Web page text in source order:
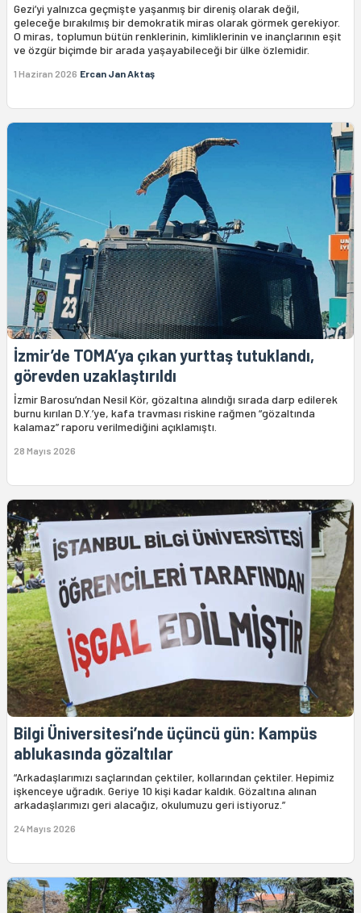
Gezi’yi yalnızca geçmişte yaşanmış bir direniş olarak değil,
geleceğe bırakılmış bir demokratik miras olarak görmek gerekiyor.
O miras, toplumun bütün renklerinin, kimliklerinin ve inançlarının eşit
ve özgür biçimde bir arada yaşayabileceği bir ülke özlemidir.
1 Haziran 2026 Ercan Jan Aktaş
İzmir’de TOMA’ya çıkan yurttaş tutuklandı,
görevden uzaklaştırıldı
İzmir Barosu’ndan Nesil Kör, gözaltına alındığı sırada darp edilerek
burnu kırılan D.Y.’ye, kafa travması riskine rağmen “gözaltında
kalamaz” raporu verilmediğini açıklamıştı.
28 Mayıs 2026
Bilgi Üniversitesi’nde üçüncü gün: Kampüs
ablukasında gözaltılar
“Arkadaşlarımızı saçlarından çektiler, kollarından çektiler. Hepimiz
işkenceye uğradık. Geriye 10 kişi kadar kaldık. Gözaltına alınan
arkadaşlarımızı geri alacağız, okulumuzu geri istiyoruz.”
24 Mayıs 2026